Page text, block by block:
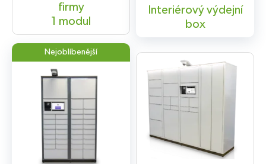
firmy
1 modul
Interiérový výdejní
box
Nejoblíbenější